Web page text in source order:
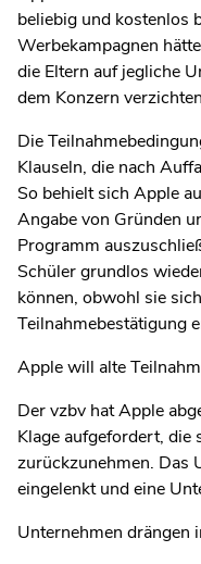
beliebig und kostenlos
Werbekampagnen
die Eltern auf jegliche
dem Konzern
Die
Klauseln, die nach
So behielt sich Apple
Angabe von Gründen
Programm
Schüler grundlos
können, obwohl sie
Teilnahmebestätigung
Apple will alte
Der vzbv hat Apple
Klage aufgefordert, die
zurückzunehmen. Das
eingelenkt und eine
Unternehmen drängen